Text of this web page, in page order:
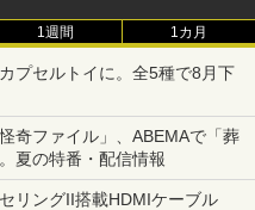
1週間 1カ月
プセルトイに。全5種で8月下
奇ファイル」、ABEMAで「葬
夏の特番・配信情報
リングII搭載HDMIケーブル